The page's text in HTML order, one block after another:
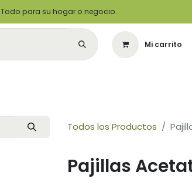
Todo para su hogar o negocio.
Mi carrito
Todos los Productos
Pajillas